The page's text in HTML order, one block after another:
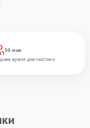
30 мин
время диагностики